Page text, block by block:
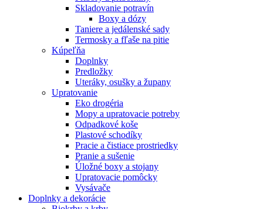
Skladovanie potravín
Boxy a dózy
Taniere a jedálenské sady
Termosky a fľaše na pitie
Kúpeľňa
Doplnky
Predložky
Uteráky, osušky a župany
Upratovanie
Eko drogéria
Mopy a upratovacie potreby
Odpadkové koše
Plastové schodíky
Pracie a čistiace prostriedky
Pranie a sušenie
Úložné boxy a stojany
Upratovacie pomôcky
Vysávače
Doplnky a dekorácie